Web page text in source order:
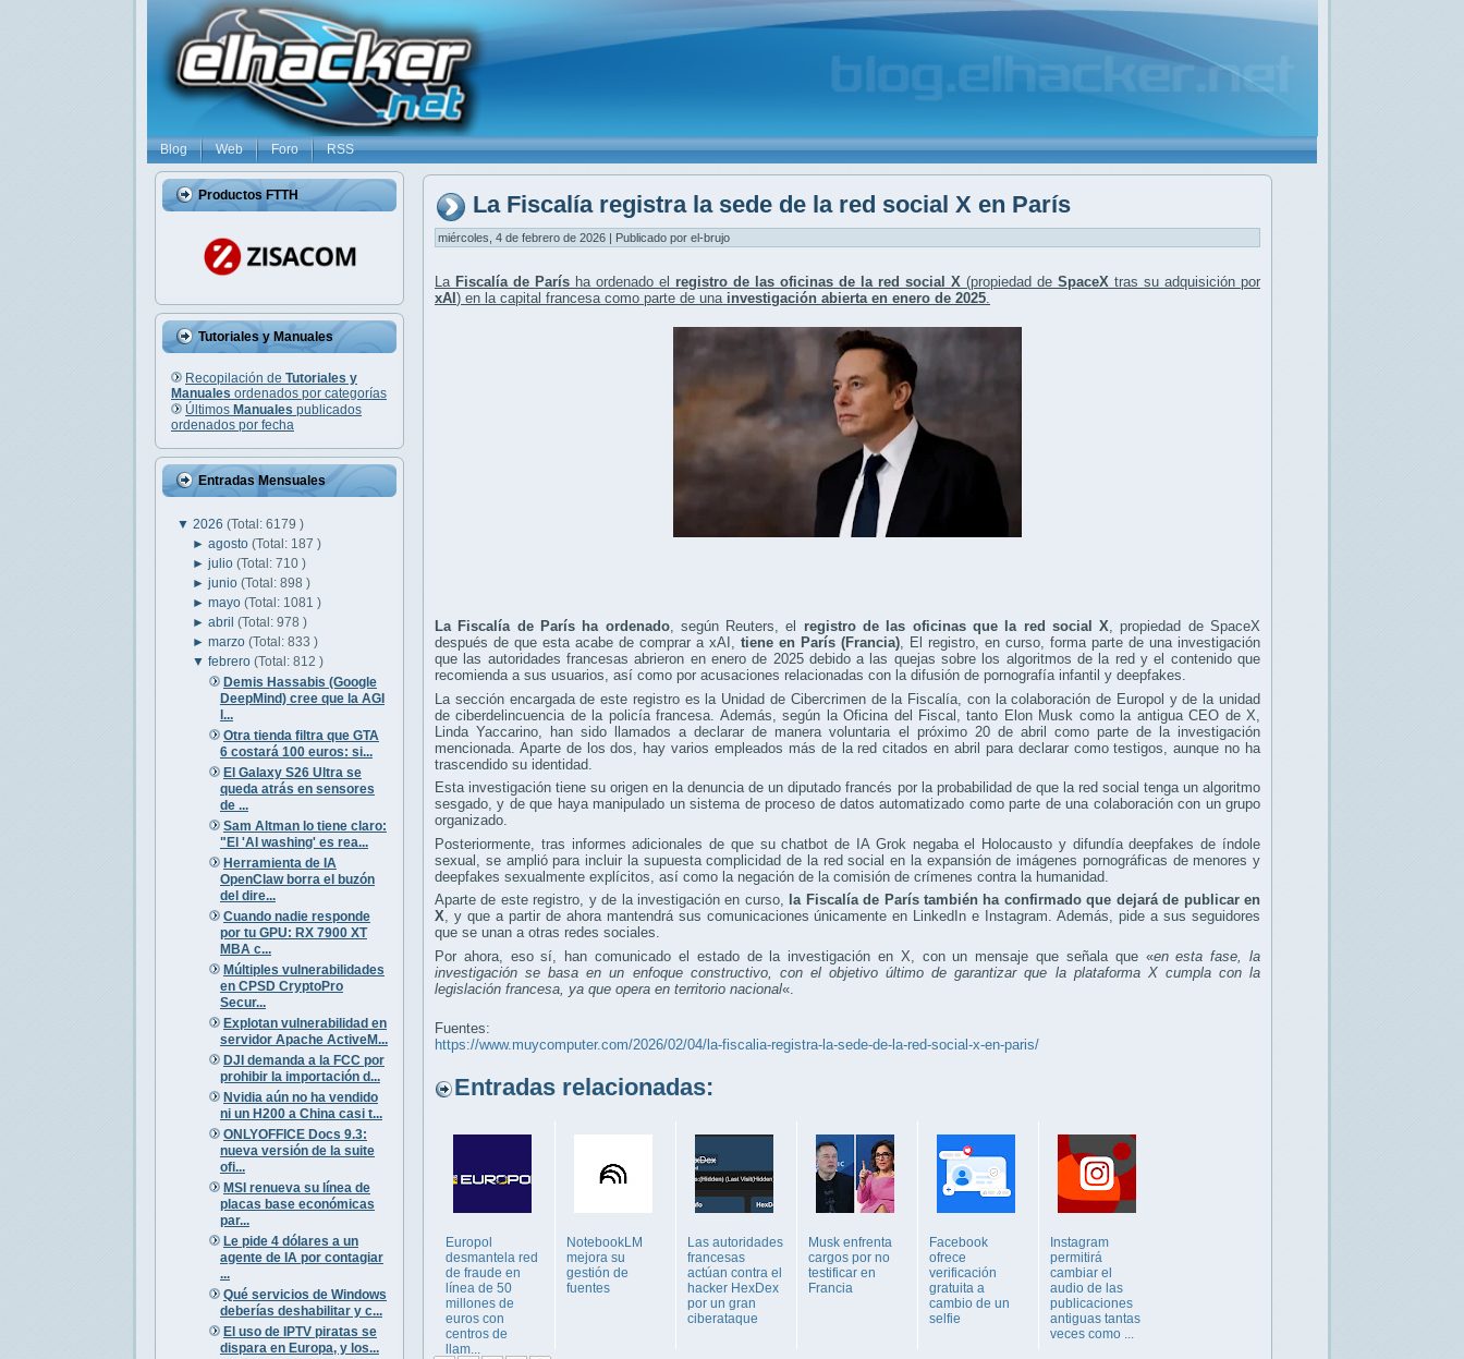
Blog Web Foro RSS
Productos FTTH
Tutoriales y Manuales
Recopilación de Tutoriales y
Manuales ordenados por categorías
Últimos Manuales publicados
ordenados por fecha
Entradas Mensuales
▼ 2026 (Total: 6179 )
►agosto(Total: 187 )
►julio(Total: 710 )
►junio(Total: 898 )
►mayo(Total: 1081 )
►abril(Total: 978 )
►marzo(Total: 833 )
▼febrero(Total: 812 )
Demis Hassabis (Google
DeepMind) cree que la AGI
l...
Otra tienda filtra que GTA
6 costará 100 euros: si...
El Galaxy S26 Ultra se
queda atrás en sensores
de ...
Sam Altman lo tiene claro:
"El 'AI washing' es rea...
Herramienta de IA
OpenClaw borra el buzón
del dire...
Cuando nadie responde
por tu GPU: RX 7900 XT
MBA c...
Múltiples vulnerabilidades
en CPSD CryptoPro
Secur...
Explotan vulnerabilidad en
servidor Apache ActiveM...
DJI demanda a la FCC por
prohibir la importación d...
Nvidia aún no ha vendido
ni un H200 a China casi t...
ONLYOFFICE Docs 9.3:
nueva versión de la suite
ofi...
MSI renueva su línea de
placas base económicas
par...
Le pide 4 dólares a un
agente de IA por contagiar
...
Qué servicios de Windows
deberías deshabilitar y c...
El uso de IPTV piratas se
dispara en Europa, y los...
La Fiscalía registra la sede de la red social X en París
miércoles, 4 de febrero de 2026 | Publicado por el-brujo
La Fiscalía de París ha ordenado el registro de las oficinas de la red social X (propiedad de SpaceX tras su adquisición por
xAI ) en la capital francesa como parte de una investigación abierta en enero de 2025
La Fiscalía de París ha ordenado, según Reuters, el registro de las oficinas que la red social X, propiedad de SpaceX
después de que esta acabe de comprar a xAI, tiene en París (Francia), El registro, en curso, forma parte de una investigación
que las autoridades francesas abrieron en enero de 2025 debido a las quejas sobre los algoritmos de la red y el contenido que
recomienda a sus usuarios, así como por acusaciones relacionadas con la difusión de pornografía infantil y deepfakes.
La sección encargada de este registro es la Unidad de Cibercrimen de la Fiscalía, con la colaboración de Europol y de la unidad
de ciberdelincuencia de la policía francesa. Además, según la Oficina del Fiscal, tanto Elon Musk como la antigua CEO de X,
Linda Yaccarino, han sido llamados a declarar de manera voluntaria el próximo 20 de abril como parte de la investigación
mencionada. Aparte de los dos, hay varios empleados más de la red citados en abril para declarar como testigos, aunque no ha
trascendido su identidad.
Esta investigación tiene su origen en la denuncia de un diputado francés por la probabilidad de que la red social tenga un algoritmo
sesgado, y de que haya manipulado un sistema de proceso de datos automatizado como parte de una colaboración con un grupo
organizado.
Posteriormente, tras informes adicionales de que su chatbot de IA Grok negaba el Holocausto y difundía deepfakes de índole
sexual, se amplió para incluir la supuesta complicidad de la red social en la expansión de imágenes pornográficas de menores y
deepfakes sexualmente explícitos, así como la negación de la comisión de crímenes contra la humanidad.
Aparte de este registro, y de la investigación en curso, la Fiscalía de París también ha confirmado que dejará de publicar en
X, y que a partir de ahora mantendrá sus comunicaciones únicamente en LinkedIn e Instagram. Además, pide a sus seguidores
que se unan a otras redes sociales.
Por ahora, eso sí, han comunicado el estado de la investigación en X, con un mensaje que señala que «en esta fase ,la
investigación se basa en un enfoque constructivo, con el objetivo último de garantizar que la plataforma X cumpla con la
legislación francesa ya que opera en territorio nacional«.
Fuentes:
https://www.muycomputer.com/2026/02/04/la-fiscalia-registra-la-sede-de-la-red-social-x-en-paris/
Entradas relacionadas:
Europol
desmantela red
de fraude en
línea de 50
millones de
euros con
centros de
llam...
NotebookLM
mejora su
gestión de
fuentes
Las autoridades
francesas
actúan contra el
hacker HexDex
por un gran
ciberataque
Musk enfrenta
cargos por no
testificar en
Francia
Facebook
ofrece
verificación
gratuita a
cambio de un
selfie
Instagram
permitirá
cambiar el
audio de las
publicaciones
antiguas tantas
veces como ...